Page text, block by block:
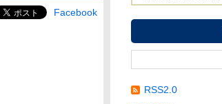
Facebook
RSS2.0